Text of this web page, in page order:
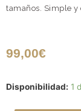
tamaños. Simple
99,00€
Disponibilidad: 1
Pendiente